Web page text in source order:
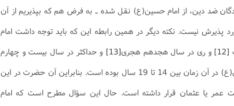
ضد دین، از امام حسین(ع) نقل شده ـ به فرض هم که بپذیریم از آن
نیست. نکته دیگر در همین رابطه این که باید توجه داشت امام
[12] و ری در سال هجدهم هجری[13]
و حداکثر در سال بیست و چهارم
فتح شده است؛ یعنی سن امام حسین(ع) در آن زمان بین 14 تا 19 سال بوده است. بنابراین آن حضرت در این
عمر یا عثمان قرار داشته است. حال این سؤال مطرح است که امام